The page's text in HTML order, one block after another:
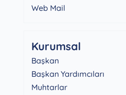
Web Mail
Kurumsal
Başkan
Başkan Yardımcıları
Muhtarlar